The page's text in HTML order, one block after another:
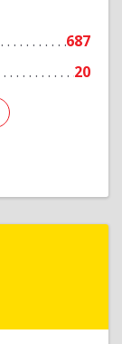
687
20
Ярыгина